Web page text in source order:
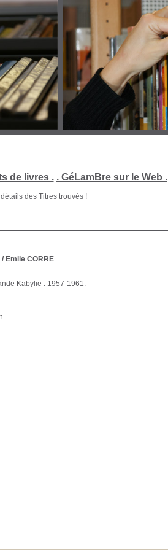
de livres . . GéLamBre sur le Web .
des Titres trouvés !
/ Emile CORRE
Kabylie : 1957-1961.